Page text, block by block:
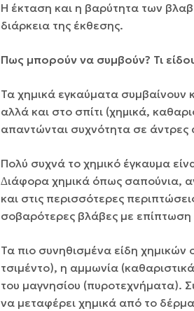
H έκταση και η βαρύτητα των
διάρκεια της έκθεσης.
Πως μπορούν να συμβούν? Τι
Τα χηµικά εγκαύµατα
αλλά και στο σπίτι (χημικά,
απαντώνται συχνότητα σε άντρες
Πολύ συχνά το χηµικό έγκαυµα
∆ιάφορα χηµικά όπως σαπούνια,
και στις περισσότερες
σοβαρότερες βλάβες µε
Τα πιο συνηθισµένα είδη
τσιµέντο), η αµµωνία
του µαγνησίου (πυροτεχνήµατα).
να µεταφέρει χηµικά από το